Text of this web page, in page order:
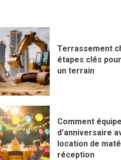
Terrassement
étapes clés
un terrain
Comment
d’anniversaire
location de
réception